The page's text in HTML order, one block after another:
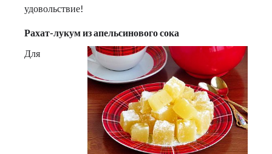
удовольствие!
Рахат-лукум из апельсинового сока
Для